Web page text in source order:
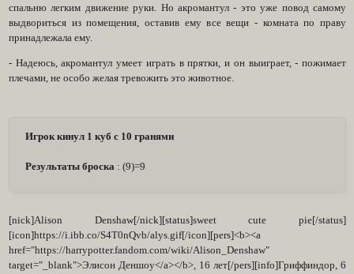
спальню легким движение руки. Но акромантул - это уже повод самому
выдвориться из помещения, оставив ему все вещи - комната по праву
принадлежала ему.
- Надеюсь, акромантул умеет играть в прятки, и он выиграет, - пожимает
плечами, не особо желая тревожить это животное.
Игрок кинул 1 куб с 10 гранями
Результаты броска : (9)=9
[nick]Alison Denshaw[/nick][status]sweet cute pie[/status]
[icon]https://i.ibb.co/S4T0nQvb/alys.gif[/icon][pers]<b><a
href="https://harrypotter.fandom.com/wiki/Alison_Denshaw"
target="_blank">Элисон Деншоу</a></b>, 16 лет[/pers][info]Гриффиндор, 6